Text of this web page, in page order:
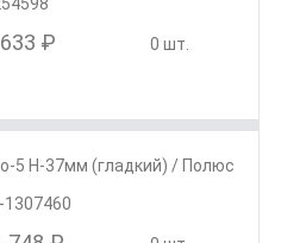
633 ₽ 0 шт.
5 H-37мм (гладкий) / Полюс
1307460